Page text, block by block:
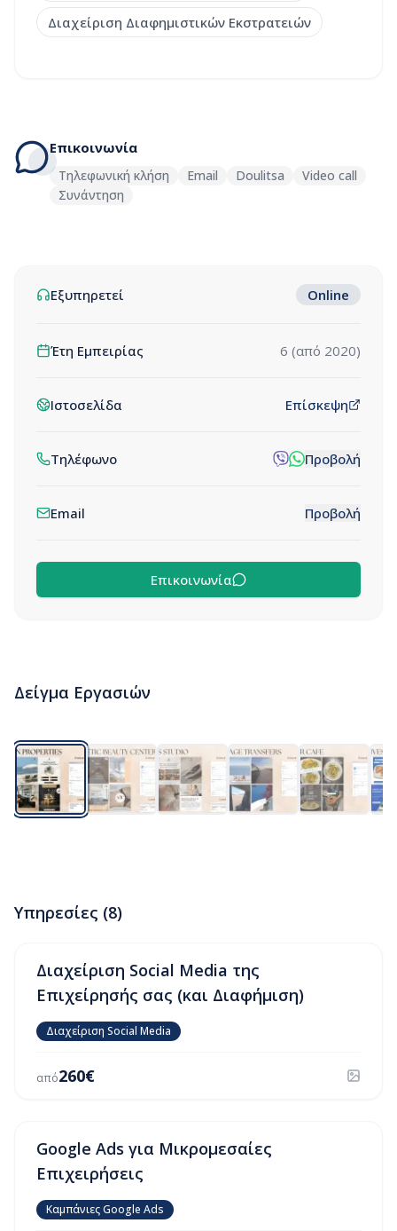
Διαχείριση Διαφημιστικών Εκστρατειών
Επικοινωνία
Τηλεφωνική κλήση Email Doulitsa
Video call
Συνάντηση
Εξυπηρετεί Online
Έτη Εμπειρίας 6 (από 2020)
Ιστοσελίδα Επίσκεψη
Τηλέφωνο Προβολή
Email Προβολή
Επικοινωνία
Δείγμα Εργασιών
Υπηρεσίες (8)
Διαχείριση Social Media της
Επιχείρησής σας (και Διαφήμιση)
Διαχείριση Social Media
από260€
Google Ads για Μικρομεσαίες
Επιχειρήσεις
Καμπάνιες Google Ads